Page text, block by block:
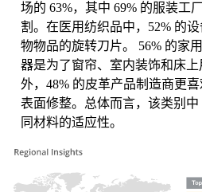
场的 63%，其中 69% 的服装工
割。在医用纺织品中，52% 的
物物品的旋转刀片。 56% 的家
器是为了窗帘、室内装饰和床
外，48% 的皮革产品制造商更
表面修整。总体而言，该类别
同材料的适应性。